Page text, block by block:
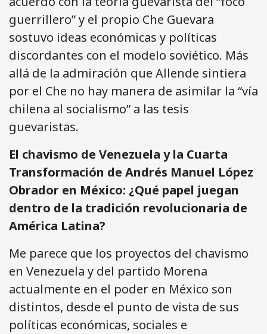
guerrillero” y el propio Che Guevara
sostuvo ideas económicas y políticas
discordantes con el modelo soviético. Más
allá de la admiración que Allende sintiera
por el Che no hay manera de asimilar la “vía
chilena al socialismo” a las tesis
guevaristas.
El chavismo de Venezuela y la Cuarta
Transformación de Andrés Manuel López
Obrador en México: ¿Qué papel juegan
dentro de la tradición revolucionaria de
América Latina?
Me parece que los proyectos del chavismo
en Venezuela y del partido Morena
actualmente en el poder en México son
distintos, desde el punto de vista de sus
políticas económicas, sociales e